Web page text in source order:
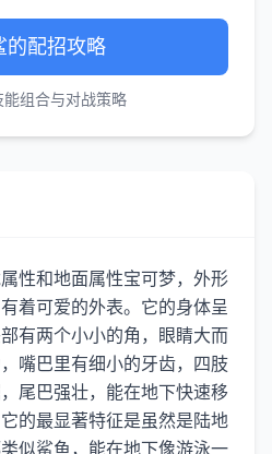
的配招攻略
组合与对战策略
性和地面属性宝可梦，外形
着可爱的外表。它的身体呈
有两个小小的角，眼睛大而
嘴巴里有细小的牙齿，四肢
尾巴强壮，能在地下快速移
的最显著特征是虽然是陆地
似鲨鱼，能在地下像游泳一